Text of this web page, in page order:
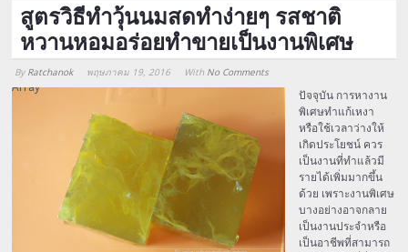
สูตรวิธีทำวุ้นนมสดทำง่ายๆ รสชาติ
หวานหอมอร่อยทำขายเป็นงานพิเศษ
By Ratchanok พฤษภาคม 19, 2016 With No Comments
Array
ปัจจุบัน การหางาน
พิเศษทำแก้เหงา
หรือใช้เวลาว่างให้
เกิดประโยชน์ ควร
เป็นงานที่ทำแล้วมี
รายได้เพิ่มมากขึ้น
ด้วย เพราะงานพิเศษ
บางอย่างอาจกลาย
เป็นงานประจำหรือ
เป็นอาชีพที่สามารถ